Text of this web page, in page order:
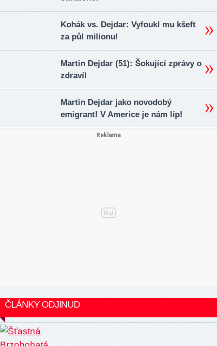
Kohák vs. Dejdar: Vyfoukl mu kšeft
za půl milionu!
Martin Dejdar (51): Šokující zprávy o
zdraví!
Martin Dejdar jako novodobý
emigrant! V Americe je nám líp!
ČLÁNKY ODJINUD